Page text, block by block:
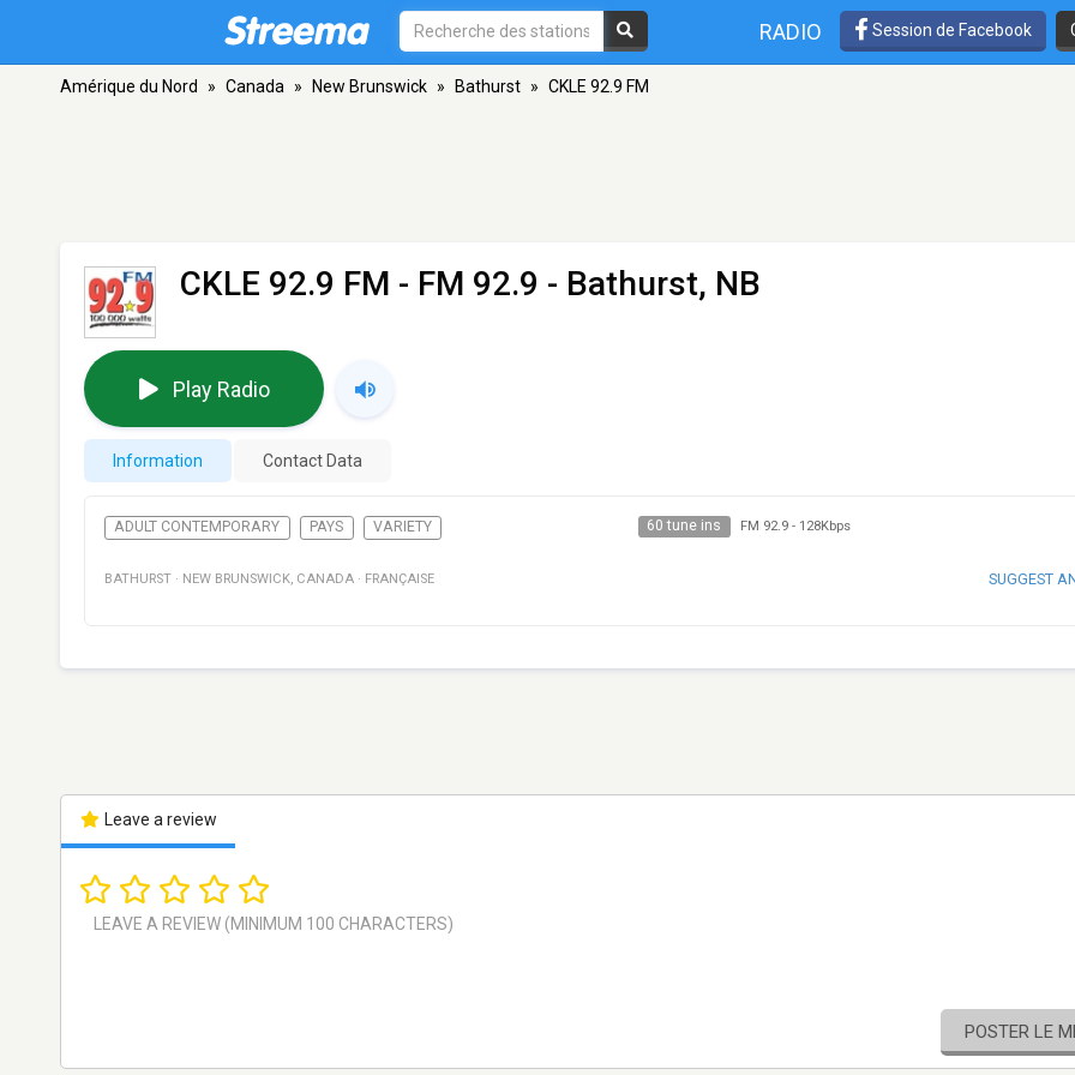
RADIO Session de Facebook
Amérique du Nord » Canada » New Brunswick » Bathurst » CKLE 92.9 FM
CKLE 92.9 FM - FM 92.9 - Bathurst, NB
Play Radio
Information Contact Data
ADULT CONTEMPORARY PAYS VARIETY 60 tune ins FM 92.9- 128Kbps
BATHURST · NEW BRUNSWICK, CANADA · FRANÇAISE SUGGEST
Leave a review
POSTER LE